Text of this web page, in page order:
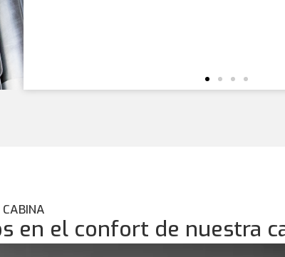
CABINA
en el confort de nuestra